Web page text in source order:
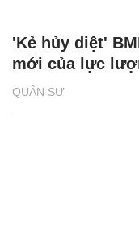
QUÂN SỰ
'Kẻ hủy diệt'
mới của lực